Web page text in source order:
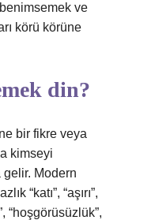
ve
körü körüne
din?
bir fikre veya
kimseyi
gelir. Modern
“katı”, “aşırı”,
“hoşgörüsüzlük”,